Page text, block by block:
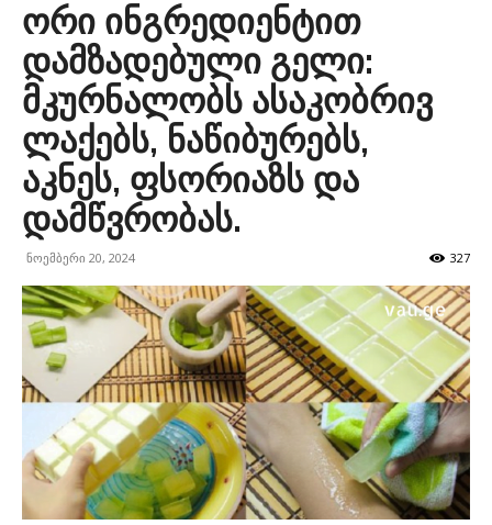
ორი ინგრედიენტით
დამზადებული გელი:
მკურნალობს ასაკობრივ
ლაქებს, ნაწიბურებს,
აკნეს, ფსორიაზს და
დამწვრობას.
ნოემბერი 20, 2024 327